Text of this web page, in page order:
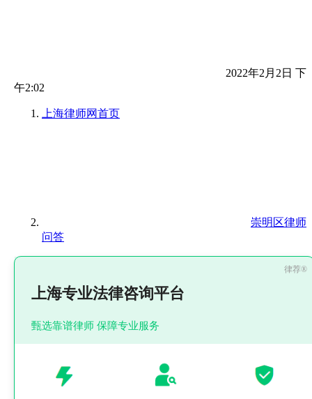
2022年2月2日 下
午2:02
上海律师网首页
崇明区律师
问答
上海专业法律咨询平台
甄选靠谱律师 保障专业服务